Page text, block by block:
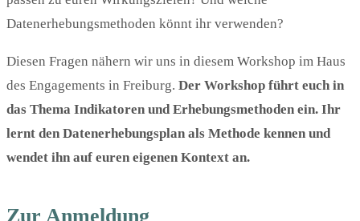
Datenerhebungsmethoden könnt ihr verwenden?
Diesen Fragen nähern wir uns in diesem Workshop im Haus
des Engagements in Freiburg. Der Workshop führt euch in
das Thema Indikatoren und Erhebungsmethoden ein. Ihr
lernt den Datenerhebungsplan als Methode kennen und
wendet ihn auf euren eigenen Kontext an.
Zur Anmeldung